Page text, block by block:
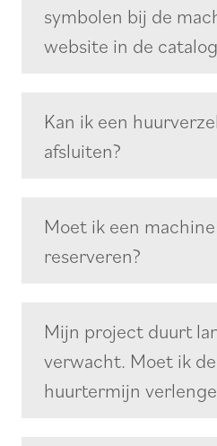
symbolen bij de
website in de
Kan ik een
afsluiten?
Moet ik een
reserveren?
Mijn project duurt
verwacht. Moet ik de
huurtermijn